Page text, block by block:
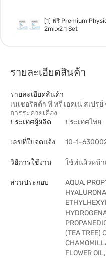
[1] ฟรี Premium
2ml.x2 1 Set
รายละเอียดสินค้า
รายละเอียดสินค้า
เนเชอริสต้า ที ทรี เอคเน่ สเป
การระคายเคือง
ประเทศผู้ผลิต
ประเทศไทย
เลขที่ใบจดแจ้ง 10-1-
วิธีการใช้งาน ใช้พ่นผิวหน้า
ส่วนประกอบ
AQUA,
(TEA TREE)
FLOWER